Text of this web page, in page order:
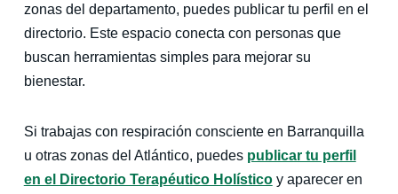
zonas del departamento, puedes publicar tu perfil en el
directorio. Este espacio conecta con personas que
buscan herramientas simples para mejorar su
bienestar.
Si trabajas con respiración consciente en Barranquilla
u otras zonas del Atlántico, puedes publicar tu perfil
en el Directorio Terapéutico Holísticoy aparecer en